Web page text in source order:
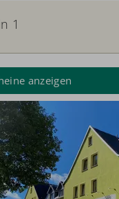
1
anzeigen